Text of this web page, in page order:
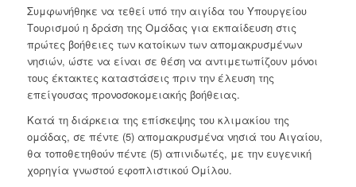
Συμφωνήθηκε να τεθεί υπό την αιγίδα του Υπουργείου
Τουρισμού η δράση της Ομάδας για εκπαίδευση στις
πρώτες βοήθειες των κατοίκων των απομακρυσμένων
νησιών, ώστε να είναι σε θέση να αντιμετωπίζουν μόνοι
τους έκτακτες καταστάσεις πριν την έλευση της
επείγουσας προνοσοκομειακής βοήθειας.
Κατά τη διάρκεια της επίσκεψης του κλιμακίου της
ομάδας, σε πέντε (5) απομακρυσμένα νησιά του Αιγαίου,
θα τοποθετηθούν πέντε (5) απινιδωτές, με την ευγενική
χορηγία γνωστού εφοπλιστικού Ομίλου.